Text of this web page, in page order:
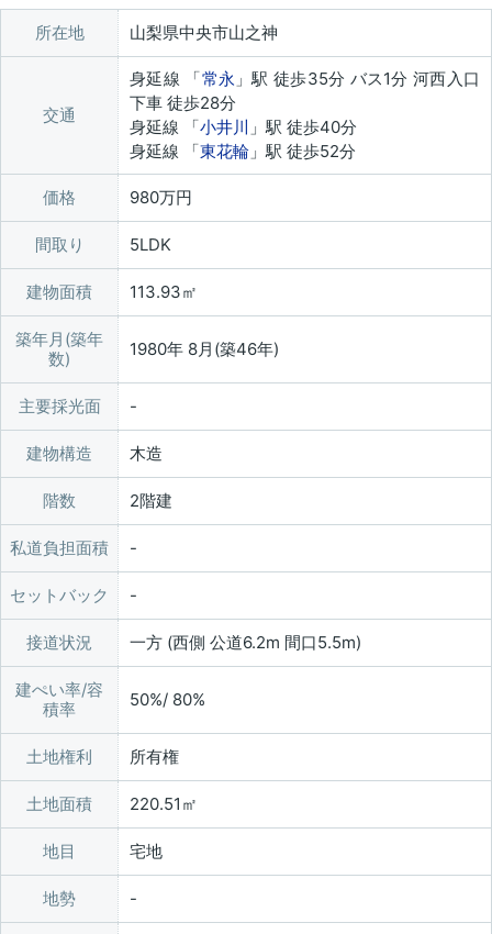
所在地 山梨県中央市山之神
交通
身延線 「常永 」駅 徒歩35分 バス1分 河西入口
下車 徒歩28分
身延線 「小井川 」駅 徒歩40分
身延線 「東花輪 」駅 徒歩52分
価格 980万円
間取り 5LDK
建物面積 113.93㎡
築年月(築年
数)
1980年 8月(築46年)
主要採光面
建物構造 木造
階数 2階建
私道負担面積
セットバック
接道状況 一方 (西側 公道6.2m 間口5.5m)
建ぺい率/容
積率
50%/ 80%
土地権利 所有権
土地面積 220.51㎡
地目 宅地
地勢